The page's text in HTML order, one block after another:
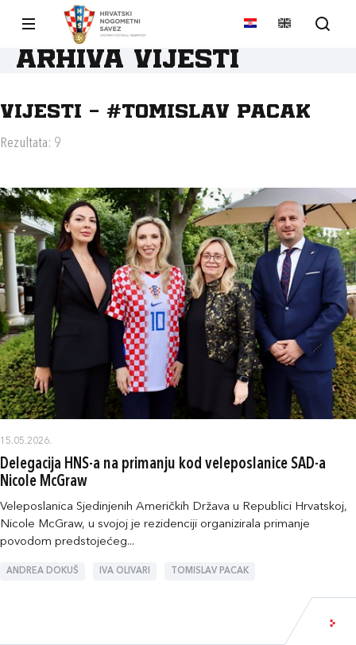
Arhiva vijesti
Vijesti - #TOMISLAV PACAK
Rezultata: 9
15.05.2026.
Delegacija HNS-a na primanju kod veleposlanice SAD-a
Nicole McGraw
Veleposlanica Sjedinjenih Američkih Država u Republici Hrvatskoj,
Nicole McGraw, u svojoj je rezidenciji organizirala primanje
povodom predstojećeg...
ANDREA DOKUŠ IVA OLIVARI TOMISLAV PACAK